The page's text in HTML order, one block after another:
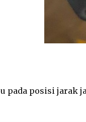
pada posisi jarak